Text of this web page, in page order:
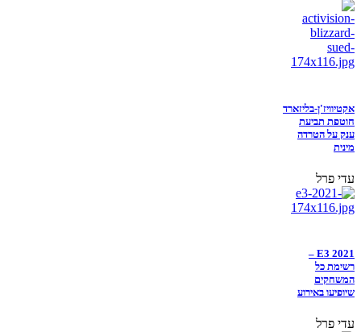
אקטיוויז'ן-בליזארד
חוטפת תביעת
ענק על הטרדה
מינית
עדי פרל
E3 2021 –
רשימת כל
המשחקים
שיופיעו באירוע
עדי פרל